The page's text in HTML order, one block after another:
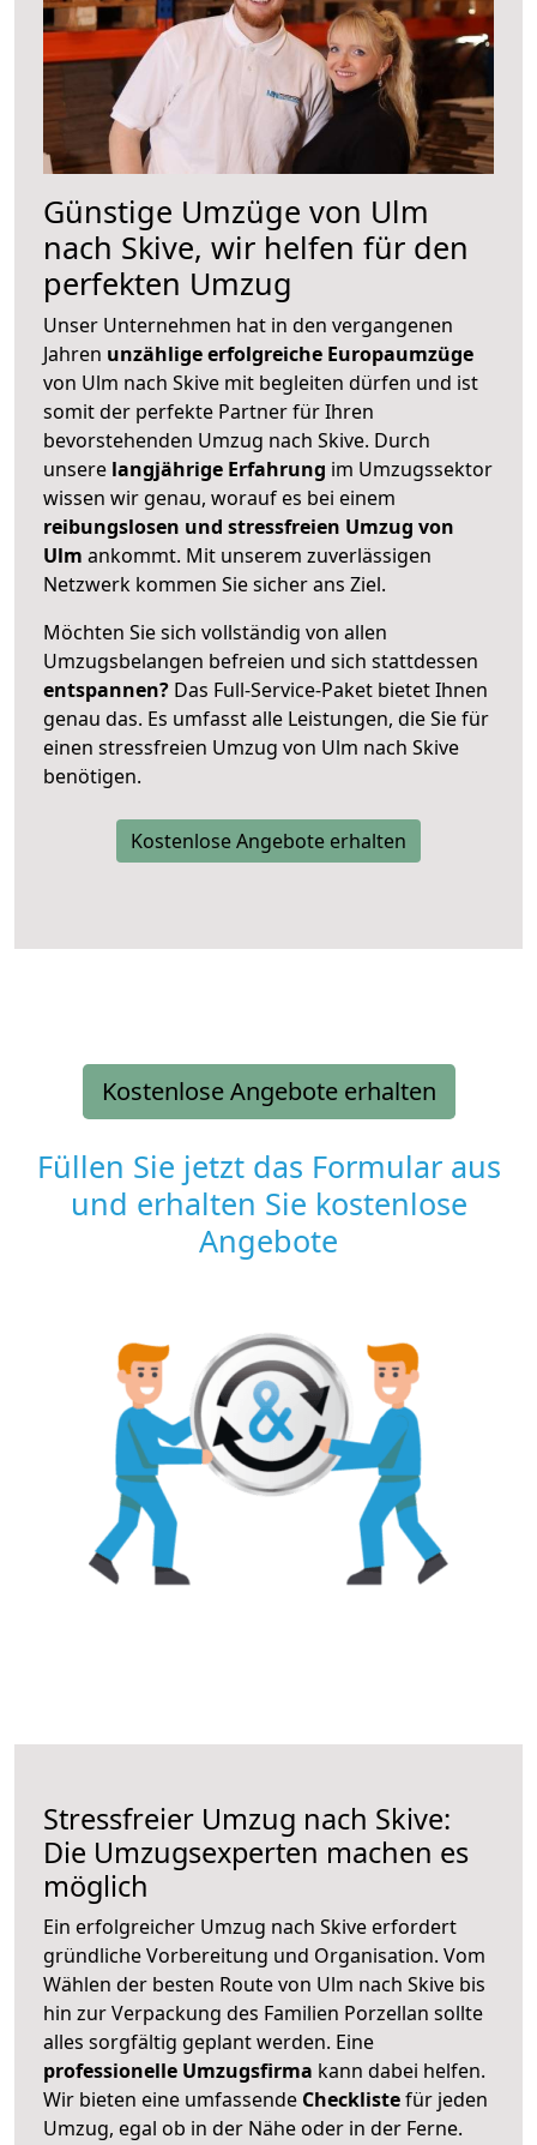
Günstige Umzüge von Ulm
nach Skive, wir helfen für den
perfekten Umzug
Unser Unternehmen hat in den vergangenen
Jahren unzählige erfolgreiche Europaumzüge
von Ulm nach Skive mit begleiten dürfen und ist
somit der perfekte Partner für Ihren
bevorstehenden Umzug nach Skive. Durch
unsere langjährige Erfahrung im Umzugssektor
wissen wir genau, worauf es bei einem
reibungslosen und stressfreien Umzug von
Ulm ankommt. Mit unserem zuverlässigen
Netzwerk kommen Sie sicher ans Ziel.
Möchten Sie sich vollständig von allen
Umzugsbelangen befreien und sich stattdessen
entspannen? Das Full-Service-Paket bietet Ihnen
genau das. Es umfasst alle Leistungen, die Sie für
einen stressfreien Umzug von Ulm nach Skive
benötigen.
Kostenlose Angebote erhalten
Kostenlose Angebote erhalten
Füllen Sie jetzt das Formular aus
und erhalten Sie kostenlose
Angebote
Stressfreier Umzug nach Skive:
Die Umzugsexperten machen es
möglich
Ein erfolgreicher Umzug nach Skive erfordert
gründliche Vorbereitung und Organisation. Vom
Wählen der besten Route von Ulm nach Skive bis
hin zur Verpackung des Familien Porzellan sollte
alles sorgfältig geplant werden. Eine
professionelle Umzugsfirma kann dabei helfen.
Wir bieten eine umfassende Checklistefür jeden
Umzug, egal ob in der Nähe oder in der Ferne.